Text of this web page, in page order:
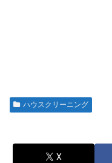
ハウスクリーニング
X